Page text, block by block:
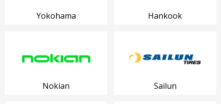
Yokohama Hankook
Nokian Sailun